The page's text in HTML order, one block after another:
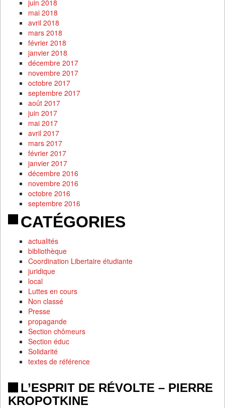
juin 2018
mai 2018
avril 2018
mars 2018
février 2018
janvier 2018
décembre 2017
novembre 2017
octobre 2017
septembre 2017
août 2017
juin 2017
mai 2017
avril 2017
mars 2017
février 2017
janvier 2017
décembre 2016
novembre 2016
octobre 2016
septembre 2016
CATÉGORIES
actualités
bibliothèque
Coordination Libertaire étudiante
juridique
local
Luttes en cours
Non classé
Presse
propagande
Section chômeurs
Section éduc
Solidarité
textes de référence
L’ESPRIT DE RÉVOLTE – PIERRE
KROPOTKINE